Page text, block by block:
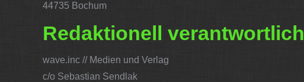
44735 Bochum
Redaktionell verantwortlich
wave.inc // Medien und Verlag
c/o Sebastian Sendlak